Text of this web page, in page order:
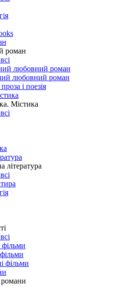
роман
любовний роман
любовний роман
і поезія
Містика
література
фільми
фільми
романи